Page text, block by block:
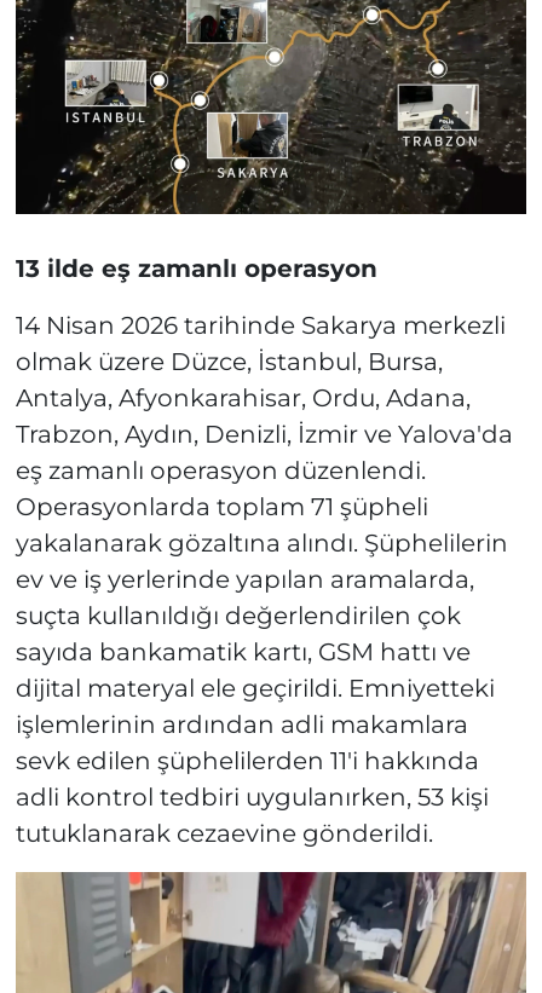
13 ilde eş zamanlı operasyon
14 Nisan 2026 tarihinde Sakarya merkezli
olmak üzere Düzce, İstanbul, Bursa,
Antalya, Afyonkarahisar, Ordu, Adana,
Trabzon, Aydın, Denizli, İzmir ve Yalova'da
eş zamanlı operasyon düzenlendi.
Operasyonlarda toplam 71 şüpheli
yakalanarak gözaltına alındı. Şüphelilerin
ev ve iş yerlerinde yapılan aramalarda,
suçta kullanıldığı değerlendirilen çok
sayıda bankamatik kartı, GSM hattı ve
dijital materyal ele geçirildi. Emniyetteki
işlemlerinin ardından adli makamlara
sevk edilen şüphelilerden 11'i hakkında
adli kontrol tedbiri uygulanırken, 53 kişi
tutuklanarak cezaevine gönderildi.